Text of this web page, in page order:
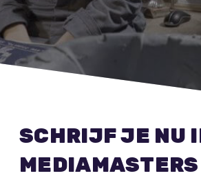
SCHRIJF JE NU
MEDIAMASTERS